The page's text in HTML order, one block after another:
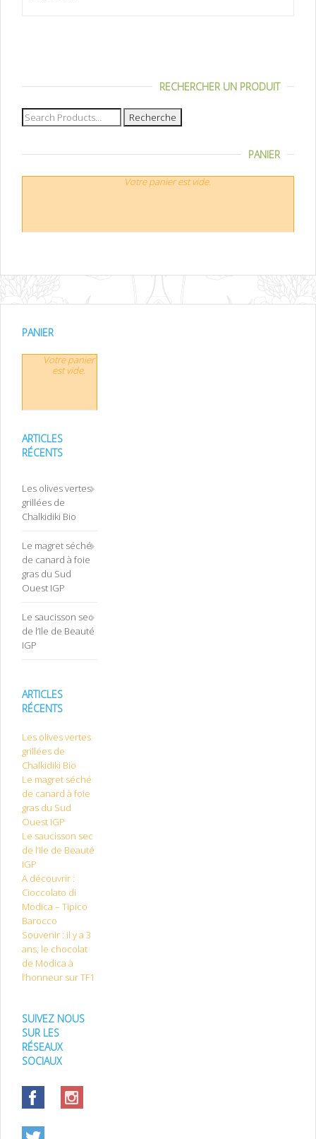
RECHERCHER UN PRODUIT
Recherche
pour :
PANIER
Votre panier est vide.
PANIER
Votre panier
est vide.
ARTICLES
RÉCENTS
Les olives vertes
grillées de
Chalkidiki Bio
Le magret séché
de canard à foie
gras du Sud
Ouest IGP
Le saucisson sec
de l’Ile de Beauté
IGP
ARTICLES
RÉCENTS
Les olives vertes
grillées de
Chalkidiki Bio
Le magret séché
de canard à foie
gras du Sud
Ouest IGP
Le saucisson sec
de l’Ile de Beauté
IGP
A découvrir :
Cioccolato di
Modica – Tipico
Barocco
Souvenir : il y a 3
ans, le chocolat
de Modica à
l’honneur sur TF1
SUIVEZ NOUS
SUR LES
RÉSEAUX
SOCIAUX